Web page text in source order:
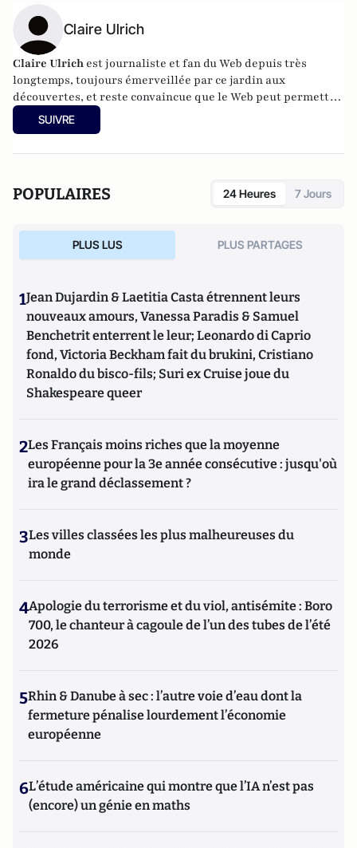
Claire Ulrich
Claire Ulrich est journaliste et fan du Web depuis très
longtemps, toujours émerveillée par ce jardin aux
découvertes, et reste convaincue que le Web peut permettre
quelque chose de pas si mal : que les humains
communiquent directement entre eux et partagent la chose
SUIVRE
POPULAIRES 24 Heures 7 Jours
PLUS LUS PLUS PARTAGES
1Jean Dujardin & Laetitia Casta étrennent leurs
nouveaux amours, Vanessa Paradis & Samuel
Benchetrit enterrent le leur; Leonardo di Caprio
fond, Victoria Beckham fait du brukini, Cristiano
Ronaldo du bisco-fils; Suri ex Cruise joue du
Shakespeare queer
2Les Français moins riches que la moyenne
européenne pour la 3e année consécutive : jusqu'où
ira le grand déclassement ?
3Les villes classées les plus malheureuses du
monde
4Apologie du terrorisme et du viol, antisémite : Boro
700, le chanteur à cagoule de l’un des tubes de l’été
2026
5Rhin & Danube à sec : l’autre voie d’eau dont la
fermeture pénalise lourdement l’économie
européenne
6L’étude américaine qui montre que l’IA n’est pas
(encore) un génie en maths